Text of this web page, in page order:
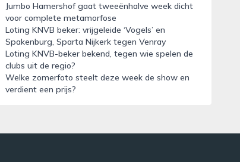
Jumbo Hamershof gaat tweeënhalve week dicht
voor complete metamorfose
Loting KNVB beker: vrijgeleide ‘Vogels’ en
Spakenburg, Sparta Nijkerk tegen Venray
Loting KNVB-beker bekend, tegen wie spelen de
clubs uit de regio?
Welke zomerfoto steelt deze week de show en
verdient een prijs?